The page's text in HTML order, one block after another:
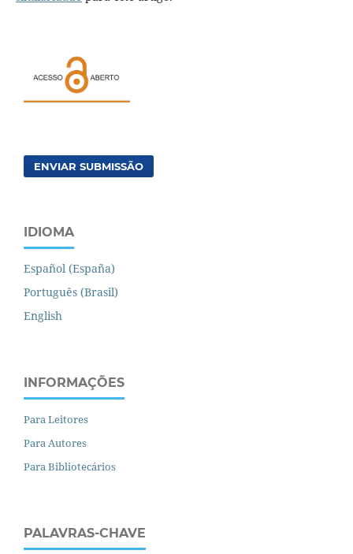
ENVIAR SUBMISSÃO
IDIOMA
Español (España)
Português (Brasil)
English
INFORMAÇÕES
Para Leitores
Para Autores
Para Bibliotecários
PALAVRAS-CHAVE